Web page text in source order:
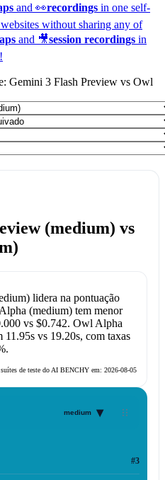
and 👀recordings in one self-
without sharing any of
and 🎥session recordings in
Gemini 3 Flash Preview vs Owl
(medium) vs
lidera na pontuação
(medium)tem menor
vs $0.742. Owl Alpha
11.95svs 19.20s, com taxas
.
de teste do AI BENCHY em: 2026-08-05
medium ▾
#3